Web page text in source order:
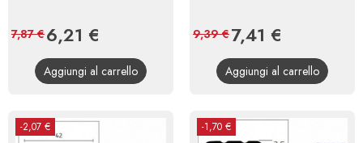
Prezzo
6,21 €
base
7,87 €
Aggiungi al carrello
Prezzo
7,41 €
base
9,39 €
Aggiungi al carrello
-2,07 € -1,70 €